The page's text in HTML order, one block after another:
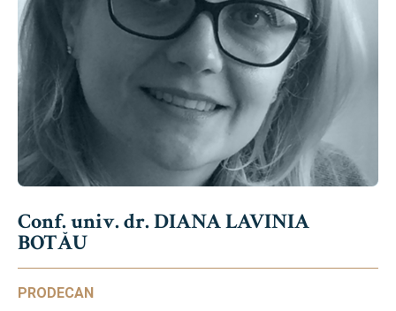
Conf. univ. dr. DIANA LAVINIA
BOTĂU
PRODECAN